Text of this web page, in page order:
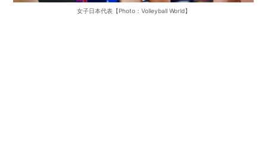
女子日本代表【Photo：Volleyball World】